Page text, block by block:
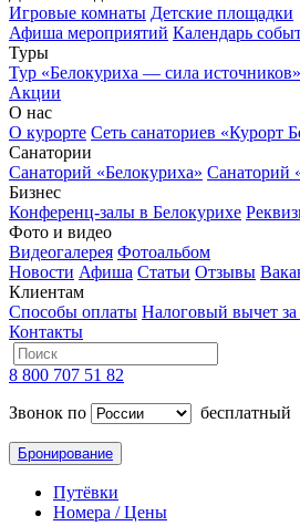
Игровые комнаты Детские площадки
Афиша мероприятий Календарь
Туры
Тур «Белокуриха — сила источников»
Акции
О нас
О курорте Сеть санаториев «Курорт
Санатории
Санаторий «Белокуриха» Санаторий
Бизнес
Конференц-залы в Белокурихе
Фото и видео
Видеогалерея Фотоальбом
Новости Афиша Статьи Отзывы
Клиентам
Способы оплаты Налоговый вычет за
Контакты
8 800 707 51 82
Звонок по
бесплатный
Бронирование
Путёвки
Номера / Цены